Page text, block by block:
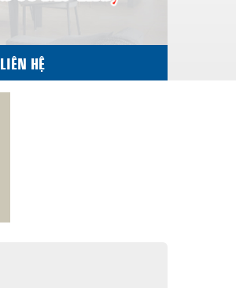
LIÊN HỆ